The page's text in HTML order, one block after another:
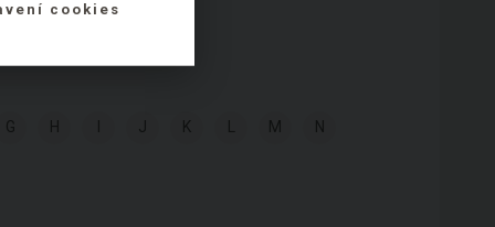
G H J K M N
cookies